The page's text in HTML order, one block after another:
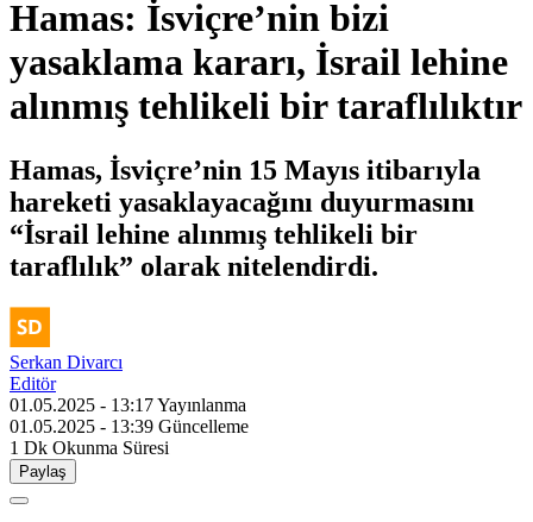
Hamas: İsviçre’nin bizi
yasaklama kararı, İsrail lehine
alınmış tehlikeli bir taraflılıktır
Hamas, İsviçre’nin 15 Mayıs itibarıyla
hareketi yasaklayacağını duyurmasını
“İsrail lehine alınmış tehlikeli bir
taraflılık” olarak nitelendirdi.
Serkan Divarcı
Editör
01.05.2025 - 13:17Yayınlanma
01.05.2025 - 13:39 Güncelleme
1 Dk Okunma Süresi
Paylaş